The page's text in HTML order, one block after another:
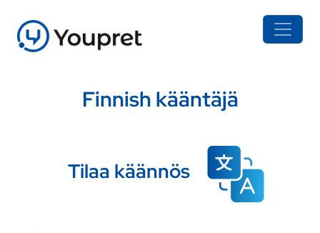
Finnish kääntäjä
Tilaa käännös